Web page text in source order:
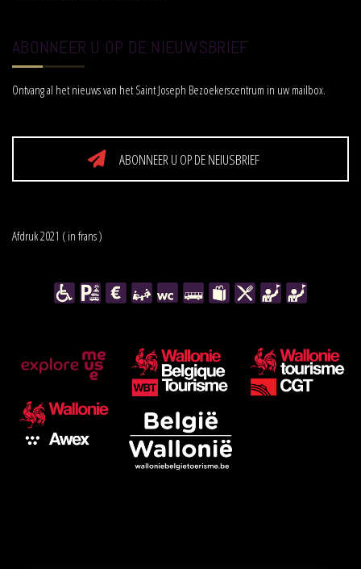
ABONNEER U OP DE NIEUWSBRIEF
Ontvang al het nieuws van het Saint Joseph Bezoekerscentrum in uw mailbox.
ABONNEER U OP DE NEIUSBRIEF
Afdruk 2021 ( in frans )